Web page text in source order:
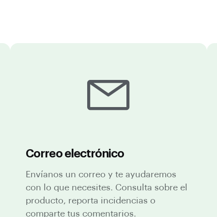
Correo electrónico
Envíanos un correo y te ayudaremos
con lo que necesites. Consulta sobre el
producto, reporta incidencias o
comparte tus comentarios.